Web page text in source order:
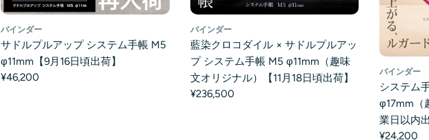
バインダー
サドルプルアップ システム手帳 M5
φ11mm【9月16日頃出荷】
¥46,200
バインダー
藍染クロコダイル × サドルプルアッ
プ システム手帳 M5 φ11mm（趣味
文オリジナル）【11月18日頃出荷】
¥236,500
バインダー
システム
φ17mm（
業日以内
¥24,200